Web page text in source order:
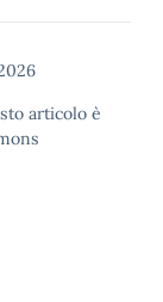
articolo è